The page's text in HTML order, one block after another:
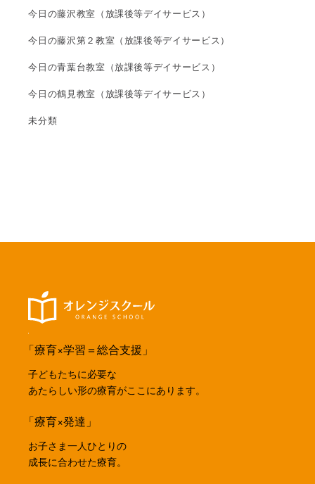
今日の藤沢教室（放課後等デイサービス）
今日の藤沢第２教室（放課後等デイサービス）
今日の青葉台教室（放課後等デイサービス）
今日の鶴見教室（放課後等デイサービス）
未分類
「療育×学習＝総合支援」
子どもたちに必要な
あたらしい形の療育がここにあります。
「療育×発達」
お子さま一人ひとりの
成長に合わせた療育。